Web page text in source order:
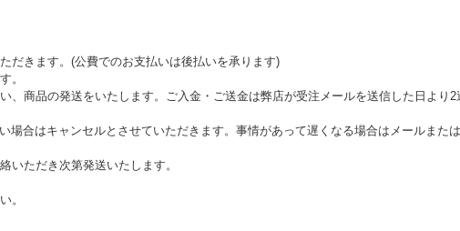
だきます。(公費でのお支払いは後払いを承ります)
。
、商品の発送をいたします。ご入金・ご送金は弊店が受注メールを送信した日より
場合はキャンセルとさせていただきます。事情があって遅くなる場合はメールまた
いただき次第発送いたします。
。